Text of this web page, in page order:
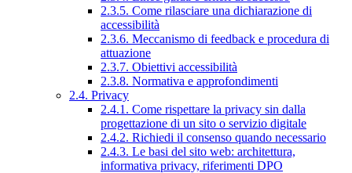
2.3.5. Come rilasciare una dichiarazione di
accessibilità
2.3.6. Meccanismo di feedback e procedura di
attuazione
2.3.7. Obiettivi accessibilità
2.3.8. Normativa e approfondimenti
2.4. Privacy
2.4.1. Come rispettare la privacy sin dalla
progettazione di un sito o servizio digitale
2.4.2. Richiedi il consenso quando necessario
2.4.3. Le basi del sito web: architettura,
informativa privacy, riferimenti DPO